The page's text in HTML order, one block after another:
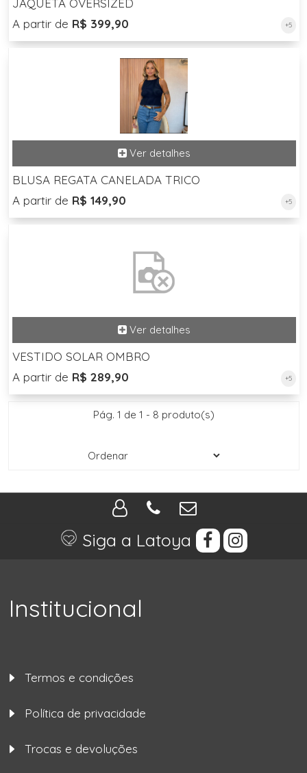
JAQUETA OVERSIZED
A partir de R$ 399,90 +5
BLUSA REGATA CANELADA TRICO
A partir de R$ 149,90 +5
VESTIDO SOLAR OMBRO
A partir de R$ 289,90 +5
Pág. 1 de 1 - 8 produto(s)
Siga a Latoya
Institucional
Termos e condições
Política de privacidade
Trocas e devoluções